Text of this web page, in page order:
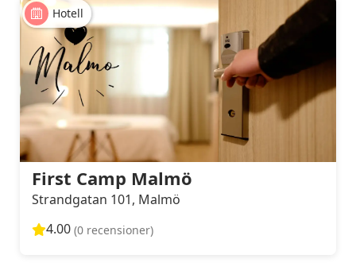
Hotell
First Camp Malmö
Strandgatan 101, Malmö
4.00 (0 recensioner)